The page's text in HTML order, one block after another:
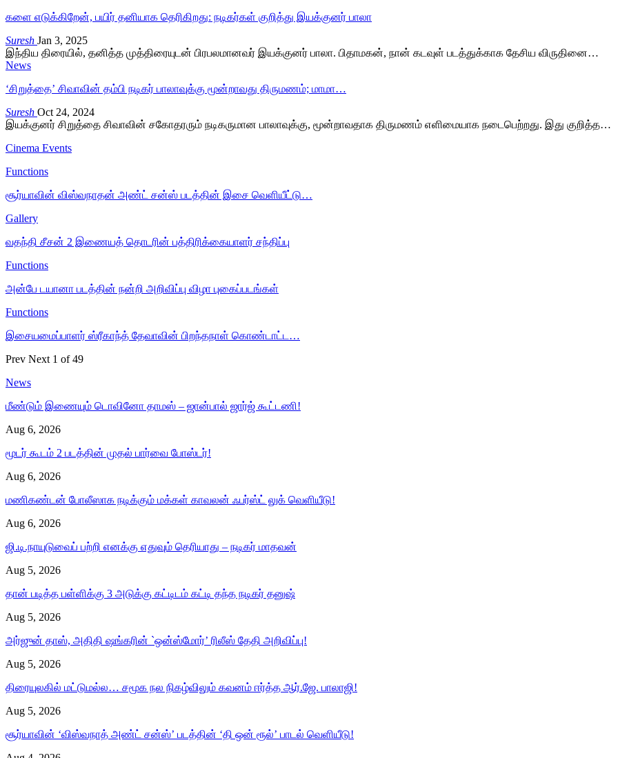
களை எடுக்கிறேன், பயிர் தனியாக தெரிகிறது: நடிகர்கள் குறித்து இயக்குனர் பாலா
Suresh Jan 3, 2025
இந்திய திரையில், தனித்த முத்திரையுடன் பிரபலமானவர் இயக்குனர் பாலா. பிதாமகன், நான் கடவுள் படத்துக்காக தேசிய விருதினை…
News
‘சிறுத்தை’ சிவாவின் தம்பி நடிகர் பாலாவுக்கு மூன்றாவது திருமணம்; மாமா…
Suresh Oct 24, 2024
இயக்குனர் சிறுத்தை சிவாவின் சகோதரரும் நடிகருமான பாலாவுக்கு, மூன்றாவதாக திருமணம் எளிமையாக நடைபெற்றது. இது குறித்த…
Cinema Events
Functions
சூர்யாவின் விஸ்வநாதன் அண்ட் சன்ஸ் படத்தின் இசை வெளியீட்டு…
Gallery
வதந்தி சீசன் 2 இணையத் தொடரின் பத்திரிக்கையாளர் சந்திப்பு
Functions
அன்பே டயானா படத்தின் நன்றி அறிவிப்பு விழா புகைப்படங்கள்
Functions
இசையமைப்பாளர் ஸ்ரீகாந்த் தேவாவின் பிறந்தநாள் கொண்டாட்ட…
Prev Next 1 of 49
News
மீண்டும் இணையும் டொவினோ தாமஸ் – ஜான்பால் ஜார்ஜ் கூட்டணி!
Aug 6, 2026
மூடர் கூடம் 2 படத்தின் முதல் பார்வை போஸ்டர்!
Aug 6, 2026
மணிகண்டன் போலீஸாக நடிக்கும் மக்கள் காவலன் ஃபர்ஸ்ட் லுக் வெளியீடு!
Aug 6, 2026
ஜி.டி.நாயுடுவைப் பற்றி எனக்கு எதுவும் தெரியாது – நடிகர் மாதவன்
Aug 5, 2026
தான் படித்த பள்ளிக்கு 3 அடுக்கு கட்டிடம் கட்டி தந்த நடிகர் தனுஷ்
Aug 5, 2026
அர்ஜுன் தாஸ், அதிதி ஷங்கரின் `ஒன்ஸ்மோர்’ ரிலீஸ் தேதி அறிவிப்பு!
Aug 5, 2026
திரையுலகில் மட்டுமல்ல… சமூக நல நிகழ்விலும் கவனம் ஈர்த்த ஆர்.ஜே. பாலாஜி!
Aug 5, 2026
சூர்யாவின் ‘விஸ்வநாத் அண்ட் சன்ஸ்’ படத்தின் ‘தி ஒன் ரூல்’ பாடல் வெளியீடு!